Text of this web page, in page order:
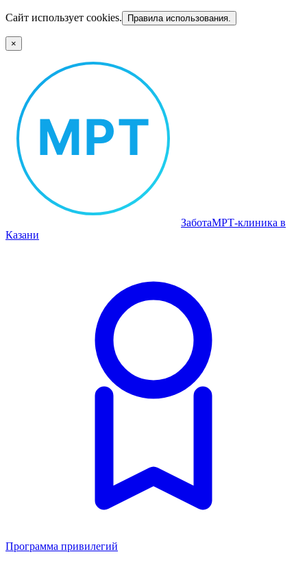
Сайт использует cookies. Правила использования.
×
ЗаботаМРТ‑клиника в
Казани
Программа привилегий